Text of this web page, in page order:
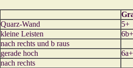
Quarz-Wand
5+
kleine Leisten
6b+
nach rechts und b raus
gerade hoch
6a+
nach rechts